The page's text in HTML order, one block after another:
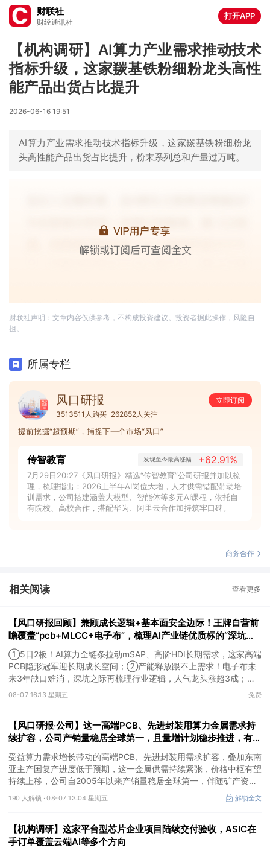
财联社
财经通讯社
打开APP
【机构调研】AI算力产业需求推动技术
指标升级，这家羰基铁粉细粉龙头高性
能产品出货占比提升
2026-06-16 19:51
AI算力产业需求推动技术指标升级，这家羰基铁粉细粉龙
头高性能产品出货占比提升，粉末系列总和产量过万吨。
财联社声明：文章内容仅供参考，不构成投资建议。投资者据此操作，风险自
担。
所属专栏
风口研报
立即订阅
3513511人购买 262852人关注
提前挖掘“超预期”，捕捉下一个市场“风口”
传智教育 发现至今最高涨幅 +62.91%
7月29日20:27《风口研报》精选“传智教育”公司研报并加以梳
理，梳理指出：2026上半年AI岗位大增，人才供需错配带动培
训需求，公司搭建涵盖大模型、智能体等多元AI课程，依托自
有院校、高校合作，搭配华为、阿里云合作加持筑牢口碑。
商务合作
相关阅读 查看更多
【风口研报回顾】兼顾成长逻辑+基本面安全边际！王牌自营前
瞻覆盖“pcb+MLCC+电子布”，梳理AI产业链优质标的“深坑起
跳”
①5日2板！AI算力全链条拉动mSAP、高阶HDI长期需求，这家高端
PCB隐形冠军迎长期成长空间；②产能释放跟不上需求！电子布未
来3年缺口难消，深坑之际再梳理行业逻辑，人气龙头涨超3成；
③AI服务器、机器人带动MLCC景气周期持续！这家公司扩产、涨
08-07 16:13 星期五 免费
【风口研报·公司】这一高端PCB、先进封装用算力金属需求持
续扩容，公司产销量稳居全球第一，且量增计划稳步推进，有望
充分受益价格上行
受益算力需求增长带动的高端PCB、先进封装用需求扩容，叠加东南
亚主产国复产进度低于预期，这一金属供需持续紧张，价格中枢有望
持续上移，公司自2005年以来产销量稳居全球第一，伴随矿产资源
产量增长与冶炼产能整合并举，公司市占率有望进一步提升，同时有
望充分受益金属价格上行。
190 人解锁 ·08-07 13:04 星期五 解锁全文
【机构调研】这家平台型芯片企业项目陆续交付验收，ASIC在
手订单覆盖云端AI等多个方向